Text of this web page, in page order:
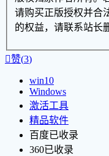
请购买正版授权并合
的权益，请联系站长
赞(3)
win10
Windows
激活工具
精品软件
百度已收录
360已收录